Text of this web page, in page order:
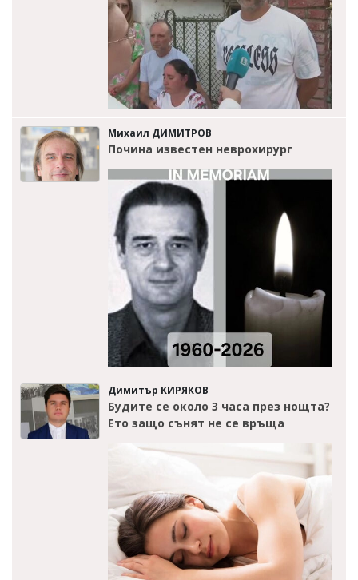
Михаил ДИМИТРОВ
Почина известен неврохирург
Димитър КИРЯКОВ
Будите се около 3 часа през нощта?
Ето защо сънят не се връща